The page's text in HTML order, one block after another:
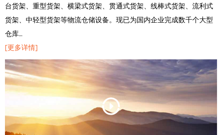
台货架、重型货架、横梁式货架、贯通式货架、线棒式货架、流利式
货架、中轻型货架等物流仓储设备。现已为国内企业完成数千个大型
仓库…
[更多详情]